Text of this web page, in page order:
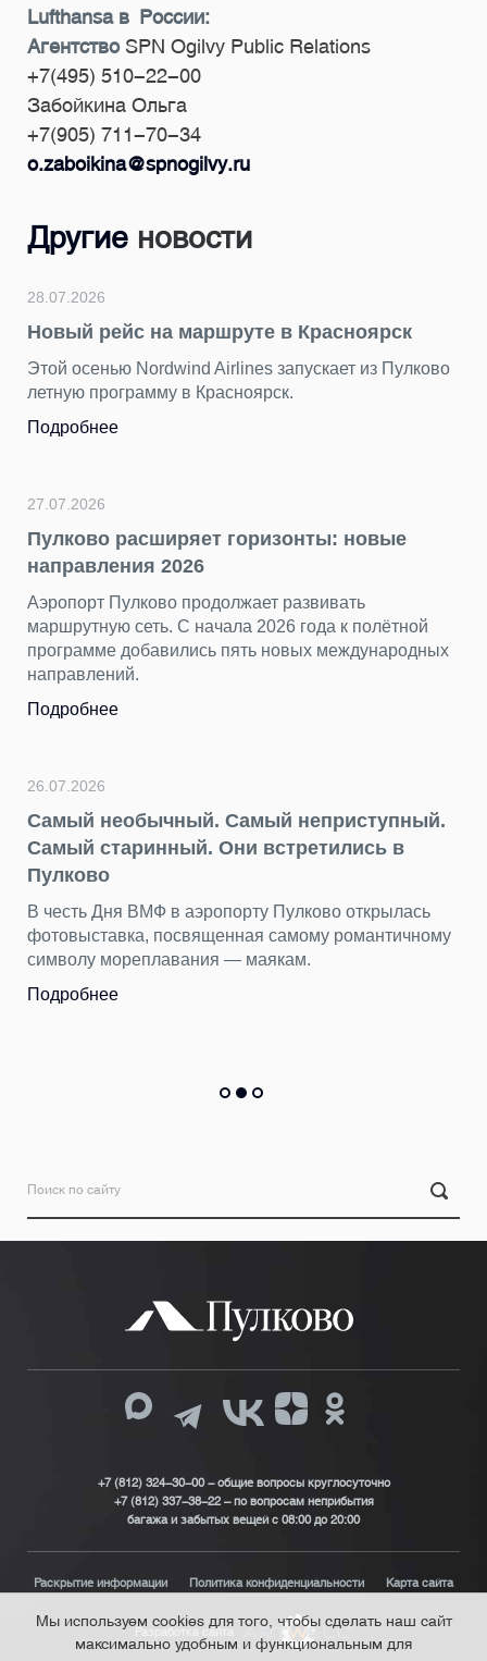
Lufthansa в России:
Агентство SPN Ogilvy Public Relations
+7(495) 510-22-00
Забойкина Ольга
+7(905) 711-70-34
o.zaboikina@spnogilvy.ru
Другие новости
из Пулково
новые
к полётной
международных
в
открылась
романтичному
Подводим итоги
герой — Пулково»
За последние недели мы получили
23.07.2026
«Нечего смотреть» — самый
несправедливый миф о
находим в Пулково
Бюст древнегреческой богини,
+7 (812) 324-30-00 - общие вопросы круглосуточно
+7 (812) 337-38-22 – по вопросам неприбытия
багажа и забытых вещей с 08:00 до 20:00
Раскрытие информации Политика конфиденциальности Карта сайта
Разработка сайта
Мы используем cookies для того, чтобы сделать наш сайт
максимально удобным и функциональным для